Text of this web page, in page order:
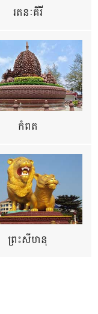
រតនៈគីរី
កំពត
ព្រះសីហនុ